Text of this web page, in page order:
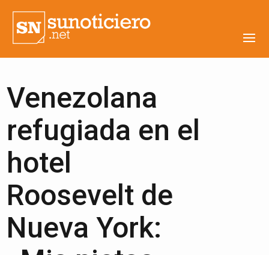
Venezolana
refugiada en el
hotel
Roosevelt de
Nueva York: